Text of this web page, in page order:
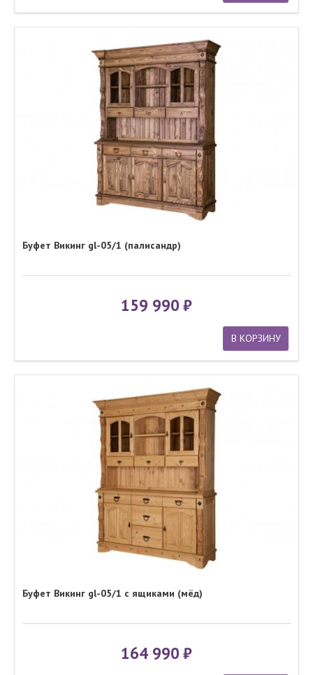
Буфет Викинг gl-05/1 (палисандр)
159 990
В КОРЗИНУ
Буфет Викинг gl-05/1 с ящиками (мёд)
164 990